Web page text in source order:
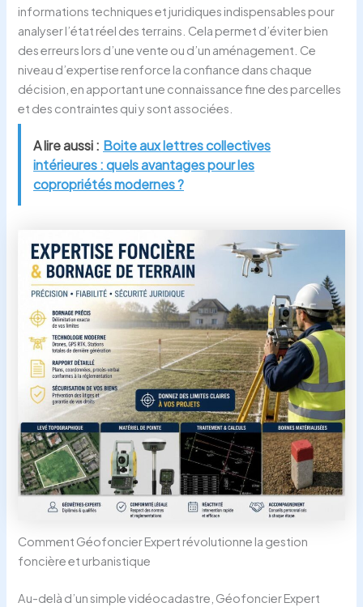
informations techniques et juridiques indispensables pour
analyser l’état réel des terrains. Cela permet d’éviter bien
des erreurs lors d’une vente ou d’un aménagement. Ce
niveau d’expertise renforce la confiance dans chaque
décision, en apportant une connaissance fine des parcelles
et des contraintes qui y sont associées.
A lire aussi : Boite aux lettres collectives
intérieures : quels avantages pour les
copropriétés modernes ?
Comment Géofoncier Expert révolutionne la gestion
foncière et urbanistique
Au-delà d’un simple vidéocadastre, Géofoncier Expert